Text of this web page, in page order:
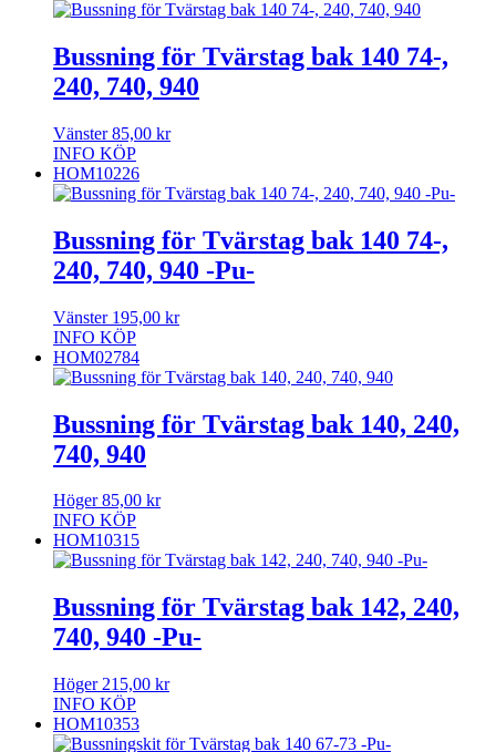
Bussning för Tvärstag bak 140 74-,
240, 740, 940
Vänster 85,00 kr
INFO KÖP
HOM10226
Bussning för Tvärstag bak 140 74-,
240, 740, 940 -Pu-
Vänster 195,00 kr
INFO KÖP
HOM02784
Bussning för Tvärstag bak 140, 240,
740, 940
Höger 85,00 kr
INFO KÖP
HOM10315
Bussning för Tvärstag bak 142, 240,
740, 940 -Pu-
Höger 215,00 kr
INFO KÖP
HOM10353